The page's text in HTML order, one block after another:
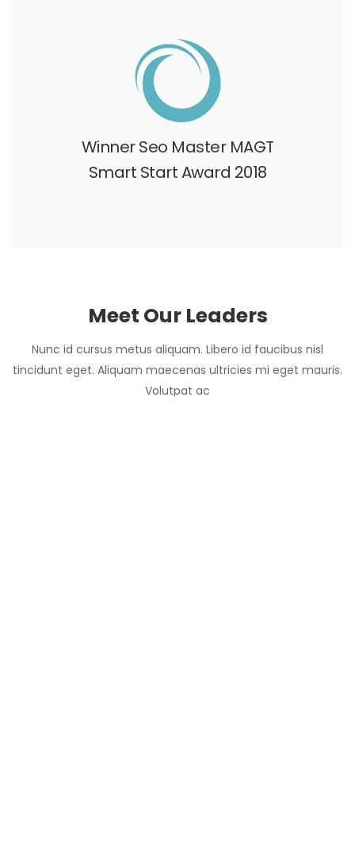
Winner Seo Master MAGT
Smart Start Award 2018
Meet Our Leaders
Nunc id cursus metus aliquam. Libero id faucibus nisl
tincidunt eget. Aliquam maecenas ultricies mi eget mauris.
Volutpat ac